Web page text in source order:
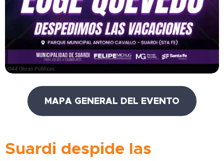
MAPA GENERAL DEL EVENTO
Suardi despide las